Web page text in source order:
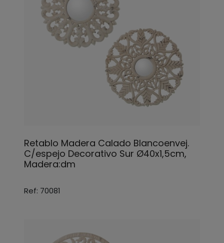
Retablo Madera Calado Blancoenvej.
C/espejo Decorativo Sur Ø40x1,5cm,
Madera:dm
Ref: 70081